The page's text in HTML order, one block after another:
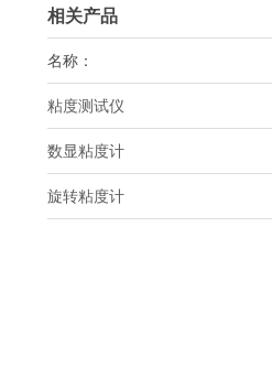
相关产品
名称：
粘度测试仪
数显粘度计
旋转粘度计